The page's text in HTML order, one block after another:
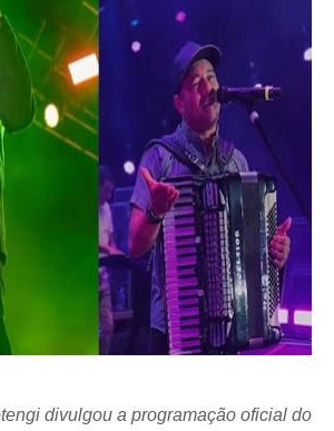
divulgou a programação oficial do